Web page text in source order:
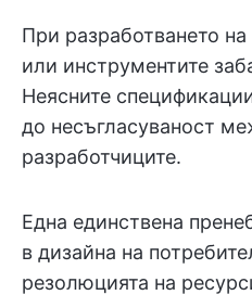
При разработването
или инструментите
Неясните
до несъгласуваност
разработчиците.
Една единствена
в дизайна на
резолюцията на